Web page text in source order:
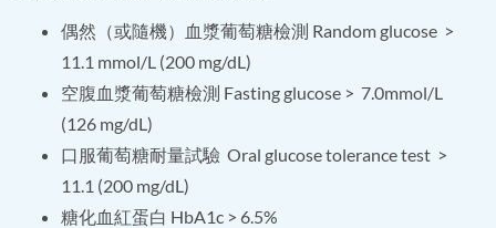
偶然（或隨機）血漿葡萄糖檢測 Random glucose >
11.1 mmol/L (200 mg/dL)
空腹血漿葡萄糖檢測 Fasting glucose > 7.0mmol/L
(126 mg/dL)
口服葡萄糖耐量試驗 Oral glucose tolerance test >
11.1 (200 mg/dL)
糖化血紅蛋白 HbA1c > 6.5%